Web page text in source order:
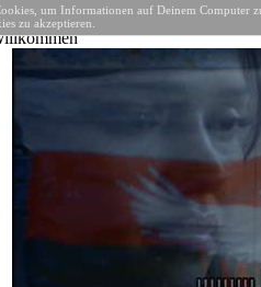
Home
um Informationen auf Deinem Computer
zu akzeptieren.